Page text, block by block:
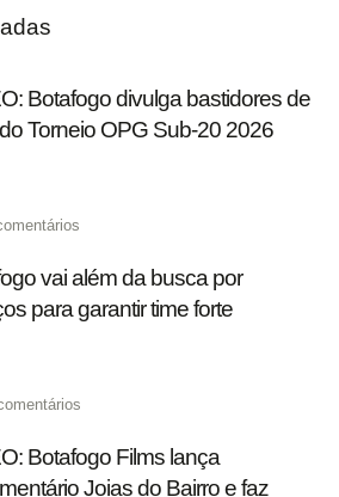
Botafogo divulga bastidores de
Torneio OPG Sub-20 2026
vai além da busca por
para garantir time forte
Botafogo Films lança
Joias do Bairro e faz